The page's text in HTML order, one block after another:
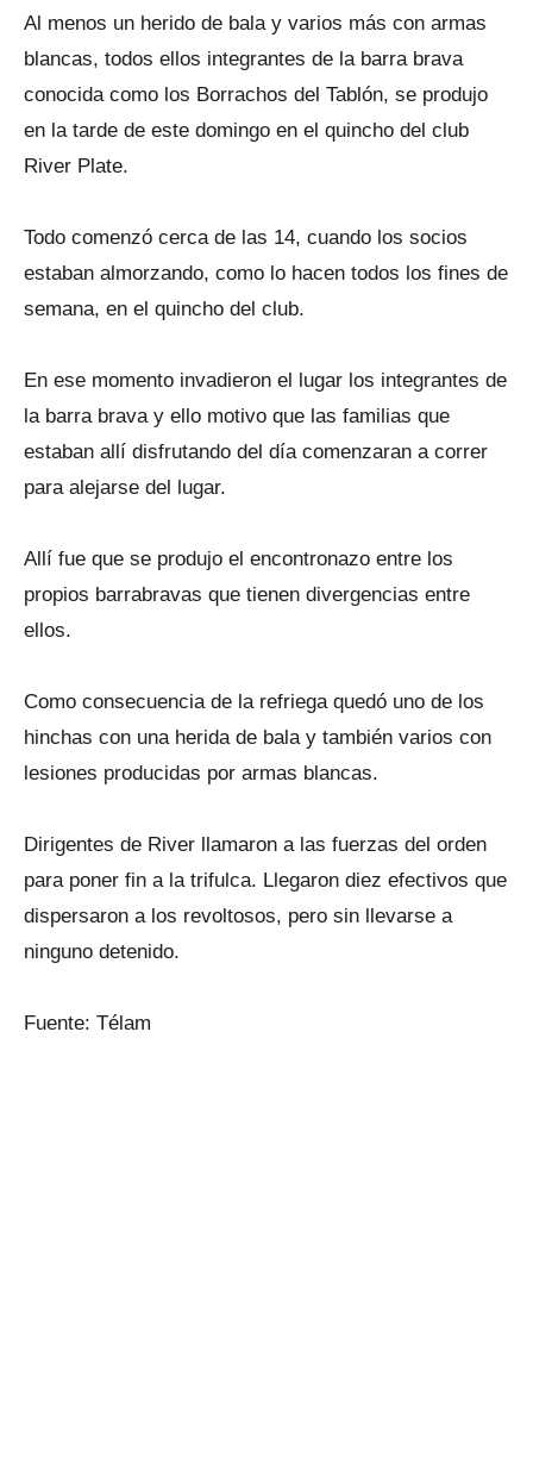
Al menos un herido de bala y varios más con armas
blancas, todos ellos integrantes de la barra brava
conocida como los Borrachos del Tablón, se produjo
en la tarde de este domingo en el quincho del club
River Plate.
Todo comenzó cerca de las 14, cuando los socios
estaban almorzando, como lo hacen todos los fines de
semana, en el quincho del club.
En ese momento invadieron el lugar los integrantes de
la barra brava y ello motivo que las familias que
estaban allí disfrutando del día comenzaran a correr
para alejarse del lugar.
Allí fue que se produjo el encontronazo entre los
propios barrabravas que tienen divergencias entre
ellos.
Como consecuencia de la refriega quedó uno de los
hinchas con una herida de bala y también varios con
lesiones producidas por armas blancas.
Dirigentes de River llamaron a las fuerzas del orden
para poner fin a la trifulca. Llegaron diez efectivos que
dispersaron a los revoltosos, pero sin llevarse a
ninguno detenido.
Fuente: Télam